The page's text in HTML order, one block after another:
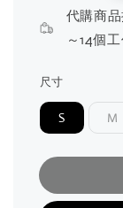
代購商
～14個
尺寸
S M